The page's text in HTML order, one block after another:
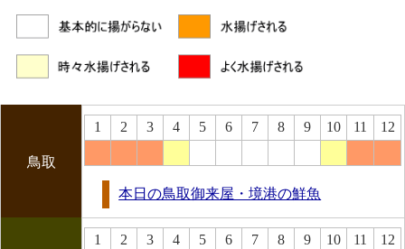
鳥取
1 2 3 4 5 6 7 8 9 10 11 12
本日の鳥取御来屋・境港の鮮魚
1 2 3 4 5 6 7 8 9 10 11 12